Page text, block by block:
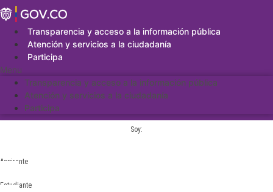
Saltar
al
contenidoTransparencia y acceso a la información pública
Atención y servicios a la ciudadanía
Participa
Menu
Transparencia y acceso a la información pública
Atención y servicios a la ciudadanía
Participa
Soy:
Aspirante
Estudiante